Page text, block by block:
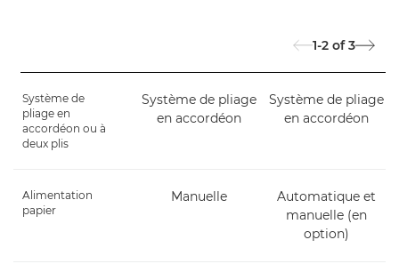
1-2 of 3
Système de
pliage en
accordéon ou à
deux plis
Système de pliage
en accordéon
Système de pliage
en accordéon
Alimentation
papier
Manuelle
Automatique et
manuelle (en
option)